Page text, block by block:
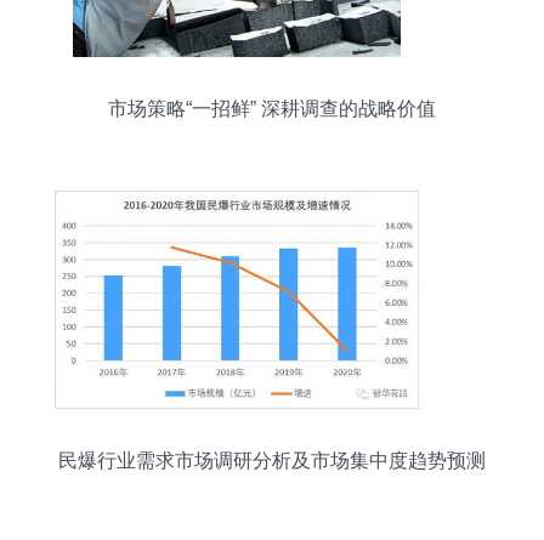
市场策略“一招鲜” 深耕调查的战略价值
民爆行业需求市场调研分析及市场集中度趋势预测